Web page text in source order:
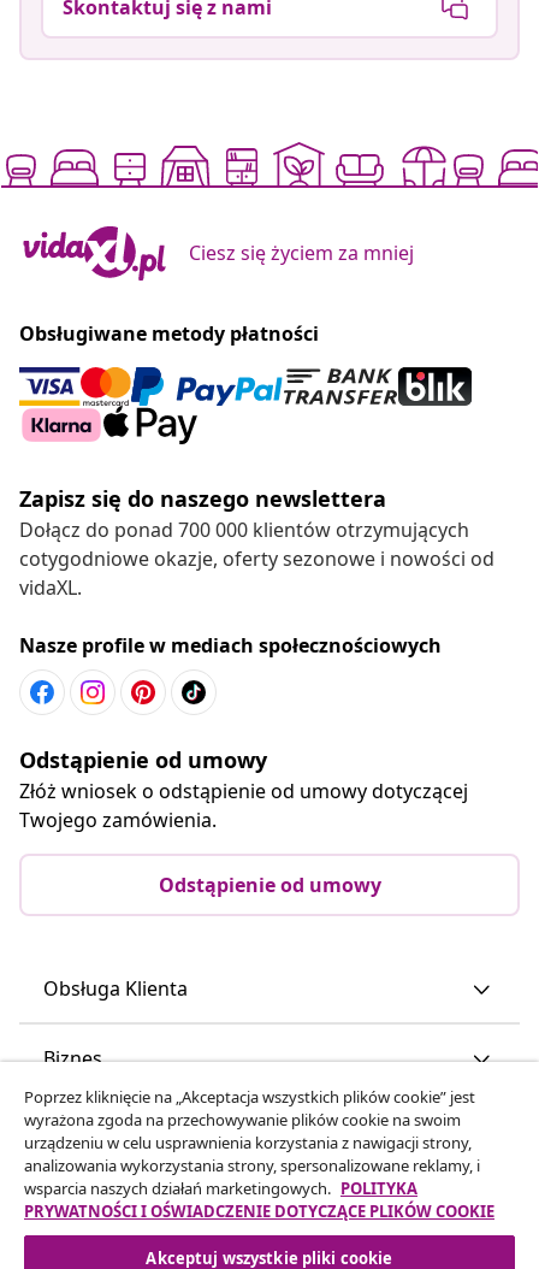
Skontaktuj się z nami
Ciesz się życiem za mniej
Obsługiwane metody płatności
Zapisz się do naszego newslettera
Dołącz do ponad 700 000 klientów otrzymujących
cotygodniowe okazje, oferty sezonowe i nowości od
vidaXL.
Nasze profile w mediach społecznościowych
Odstąpienie od umowy
Złóż wniosek o odstąpienie od umowy dotyczącej
Twojego zamówienia.
Odstąpienie od umowy
Obsługa Klienta
Biznes
vidaXL
Odkryj więcej
Poprzez kliknięcie na „Akceptacja wszystkich plików cookie” jest
wyrażona zgoda na przechowywanie plików cookie na swoim
urządzeniu w celu usprawnienia korzystania z nawigacji strony,
analizowania wykorzystania strony, spersonalizowane reklamy, i
wsparcia naszych działań marketingowych. POLITYKA
PRYWATNOŚCI I OŚWIADCZENIE DOTYCZĄCE PLIKÓW COOKIE
Akceptuj wszystkie pliki cookie